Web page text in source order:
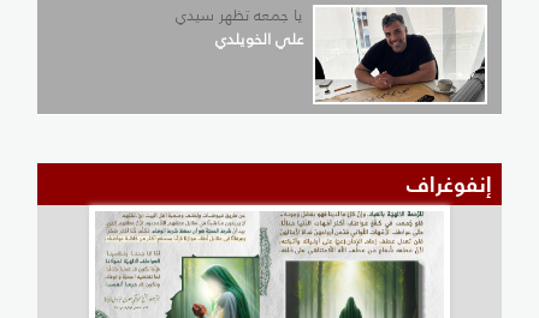
يا جمعه تظهر سيدي
علي الخويلدي
إنفوغراف